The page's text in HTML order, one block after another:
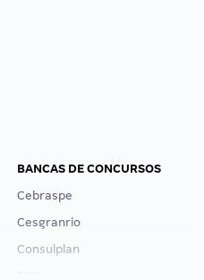
e previstos em…
BANCAS DE CONCURSOS
Cebraspe
Cesgranrio
Consulplan